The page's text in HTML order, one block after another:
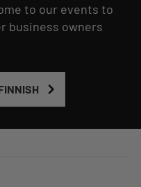
to our events to
business owners